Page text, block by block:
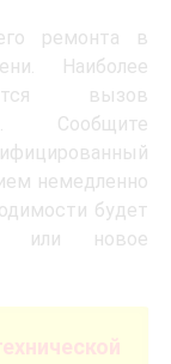
ремонта в
Наиболее
вызов
Сообщите
немедленно
будет
или новое